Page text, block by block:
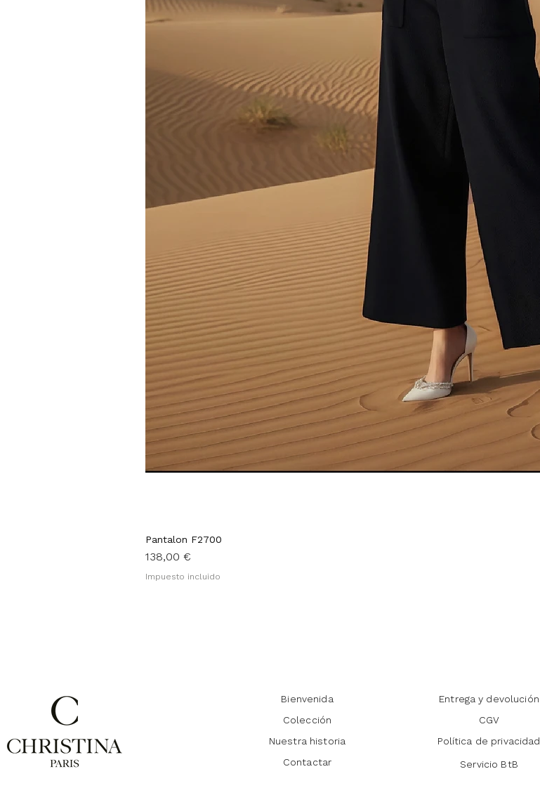
Pantalon F2700
Precio
138,00 €
Impuesto incluido
Bienvenida
Colección
Nuestra historia
Contactar
Entrega y devolución
CGV
Política de privacidad
Servicio BtB